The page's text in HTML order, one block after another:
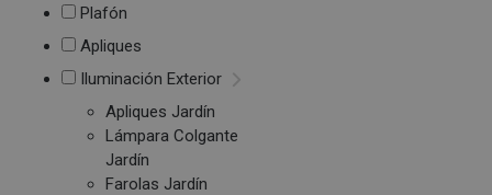
Plafón
Apliques
Iluminación Exterior
Apliques Jardín
Lámpara Colgante
Jardín
Farolas Jardín